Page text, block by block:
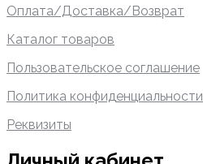
Оплата/Доставка/Возврат
Каталог товаров
Пользовательское соглашение
Политика конфиденциальности
Реквизиты